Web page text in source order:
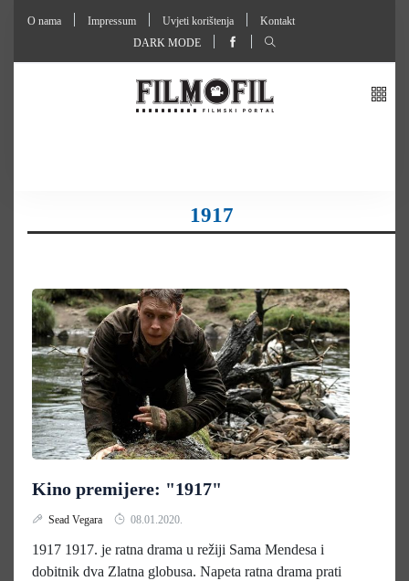
O nama Impressum Uvjeti korištenja
Kontakt
DARK MODE
1917
Kino premijere: "1917"
Sead Vegara 08.01.2020.
1917 1917. je ratna drama u režiji Sama Mendesa i
dobitnik dva Zlatna globusa. Napeta ratna drama prati